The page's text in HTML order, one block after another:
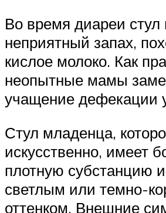
Во время диареи стул
неприятный запах,
кислое молоко. Как
неопытные мамы
учащение дефекации
Стул младенца,
искусственно, имеет
плотную субстанцию
светлым или темно-
оттенком. Внешние